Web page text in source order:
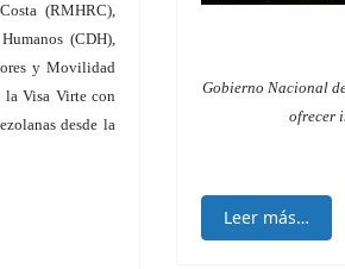
(RMHRC),
(CDH),
y Movilidad
la Visa Virte con
desde la
Gobierno Nacional
ofrecer
Leer más…